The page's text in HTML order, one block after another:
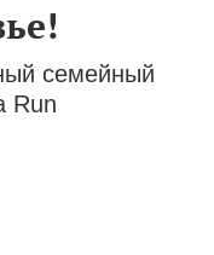
семейный
Run